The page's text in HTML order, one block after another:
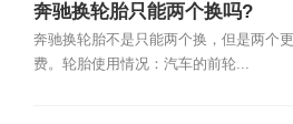
奔驰换轮胎只能两个换吗?
奔驰换轮胎不是只能两个换，但是两个
费。轮胎使用情况：汽车的前轮...